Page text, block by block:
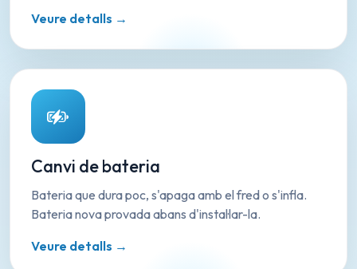
Veure detalls →
Canvi de bateria
Bateria que dura poc, s'apaga amb el fred o s'infla.
Bateria nova provada abans d'instal·lar-la.
Veure detalls →